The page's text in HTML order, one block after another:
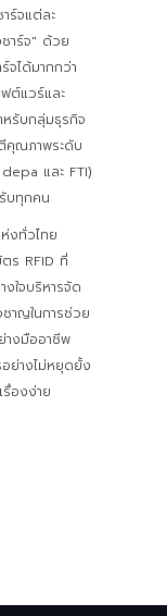
ร์จแต่ละ
าร์จ" ด้วย
จได้มากกว่า
ต์แวร์และ
รับกลุ่มธุรกิจ
คุณภาพระดับ
และ FTI)
บทุกคน
งทั่วไทย
ร RFID ที่
งใจบริหารจัด
าญในการช่วย
างมืออาชีพ
ย่างไม่หยุดยั้ง
รื่องง่าย